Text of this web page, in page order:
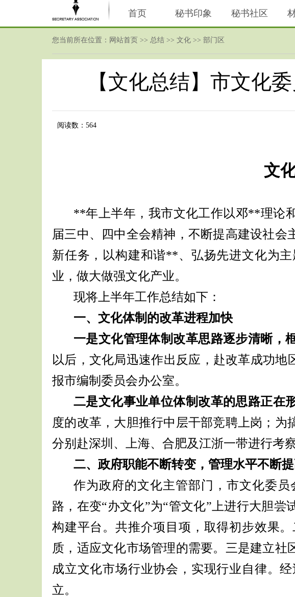
首页 秘书印象 秘书社区
您当前所在位置： 网站首页 >> 总结 >> 文化 >> 部门区
【文化总结】市文化
阅读数：564
文
**年上半年，我市文化工作以邓**理论
届三中、四中全会精神，不断提高建设社
新任务，以构建和谐**、弘扬先进文化为
业，做大做强文化产业。
现将上半年工作总结如下：
一、文化体制的改革进程加快
一是文化管理体制改革思路逐步清晰，
以后，文化局迅速作出反应，赴改革成功
报市编制委员会办公室。
二是文化事业单位体制改革的思路正在
度的改革，大胆推行中层干部竞聘上岗；
分别赴深圳、上海、合肥及江浙一带进行考
二、政府职能不断转变，管理水平不断
作为政府的文化主管部门，市文化委
路，在变“办文化”为“管文化”上进行大胆
构建平台。共推介项目项，取得初步效果
质，适应文化市场管理的需要。三是建立
成立文化市场行业协会，实现行业自律。
立。